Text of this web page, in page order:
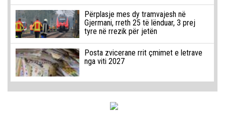
Përplasje mes dy tramvajesh në
Gjermani, rreth 25 të lënduar, 3 prej
tyre në rrezik për jetën
Posta zvicerane rrit çmimet e letrave
nga viti 2027